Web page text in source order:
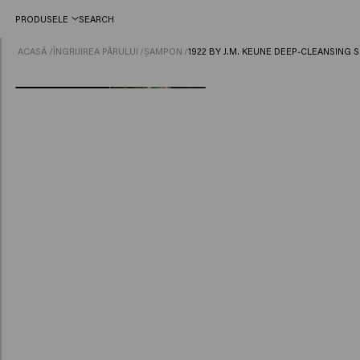
PRODUSELE SEARCH
ACASĂ /ÎNGRIJIREA PĂRULUI /ȘAMPON /1922 BY J.M. KEUNE DEEP-CLEANSING